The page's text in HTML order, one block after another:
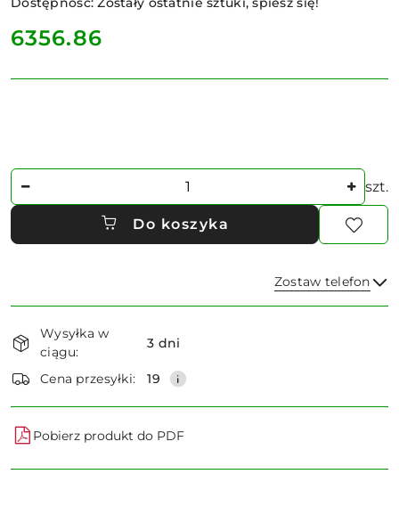
cena:
6356.86
Ilość szt.
Do koszyka
Zostaw telefon
i
dostawa
Wysyłka w
ciągu:
3 dni
Cena przesyłki: 19
Pobierz produkt do PDF